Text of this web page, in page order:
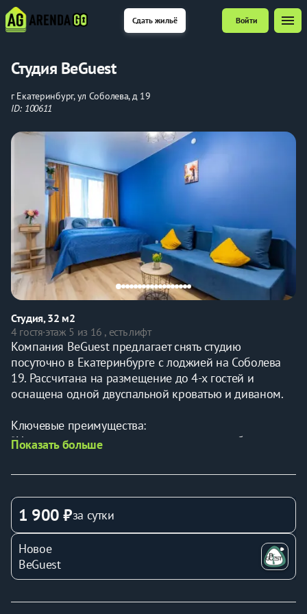
Сдать жильё Войти menu
Студия BeGuest
г Екатеринбург, ул Соболева, д 19
ID: 100611
Студия, 32 м2
4 гостя·этаж 5 из 16 , есть лифт
Компания BeGuest предлагает снять студию
посуточно в Екатеринбурге с лоджией на Соболева
19. Рассчитана на размещение до 4-х гостей и
оснащена одной двуспальной кроватью и диваном.
Ключевые преимущества:
* Удалённое заселение — получайте ключи без
* Вместимость: до 4 гостей (двуспальная кровать +
* Идеальная транспортная доступность
* Отчётные документы для командированных
* Всё включено — от постельного белья до Wi-Fi
Расположение:
* В пешей доступности Пятый военный клинический
госпиталь войск национальной гвардии РФ,
Показать больше
1 900 ₽за сутки
Новое
BeGuest